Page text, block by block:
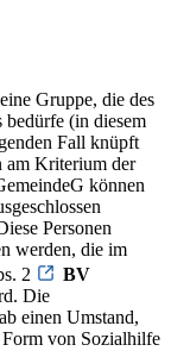
eine Gruppe, die des
bedürfe (in diesem
Fall knüpft
am Kriterium der
können
Personen
werden, die im
2
BV
Die
einen Umstand,
von Sozialhilfe